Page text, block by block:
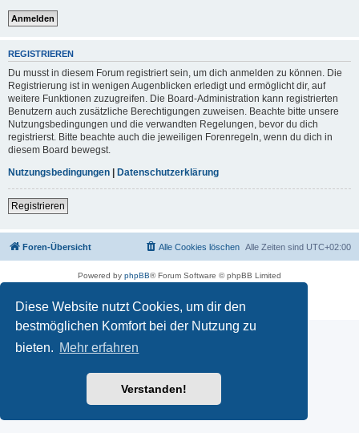
Diese Website nutzt Cookies, um dir den
bestmöglichen Komfort bei der Nutzung zu
bieten. Mehr erfahren
Verstanden!
REGISTRIEREN
Du musst in diesem Forum registriert sein, um dich anmelden zu können. Die
Registrierung ist in wenigen Augenblicken erledigt und ermöglicht dir, auf
weitere Funktionen zuzugreifen. Die Board-Administration kann registrierten
Benutzern auch zusätzliche Berechtigungen zuweisen. Beachte bitte unsere
Nutzungsbedingungen und die verwandten Regelungen, bevor du dich
registrierst. Bitte beachte auch die jeweiligen Forenregeln, wenn du dich in
diesem Board bewegst.
Nutzungsbedingungen | Datenschutzerklärung
Registrieren
Foren-Übersicht Alle Zeiten sind UTC+02:00
Alle Cookies löschen
Powered by phpBB® Forum Software © phpBB Limited
Datenschutz|Nutzungsbedingungen